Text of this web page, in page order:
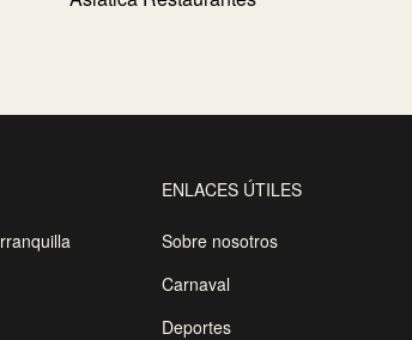
ENLACES ÚTILES
Sobre nosotros
Carnaval
Deportes